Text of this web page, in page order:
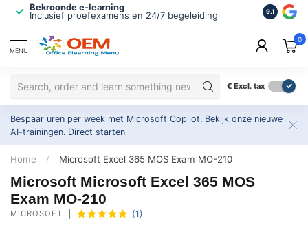
Bekroonde e-learning
Inclusief proefexamens en 24/7 begeleiding
ISO
2.500+
9.1
MENU
0
€ Excl. tax
Bespaar uren per week met Microsoft Copilot. Bekijk onze nieuwe
AI-trainingen. Direct starten
Home / Microsoft Excel 365 MOS Exam MO-210
Microsoft Microsoft Excel 365 MOS
Exam MO-210
MICROSOFT (1)